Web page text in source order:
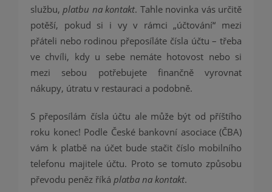
službu, platbu na kontakt. Tahle novinka vás určitě
potěší, pokud si i vy v rámci „účtování“ mezi
přáteli nebo rodinou přeposíláte čísla účtu – třeba
ve chvíli, kdy u sebe nemáte hotovost nebo si
mezi sebou potřebujete finančně vyrovnat
nákupy, útratu v restauraci a podobně.
S přeposílám čísla účtu ale může být od příštího
roku konec! Podle České bankovní asociace (ČBA)
vám k platbě na účet bude stačit číslo mobilního
telefonu majitele účtu. Proto se tomuto způsobu
převodu peněz říká platba na kontakt.